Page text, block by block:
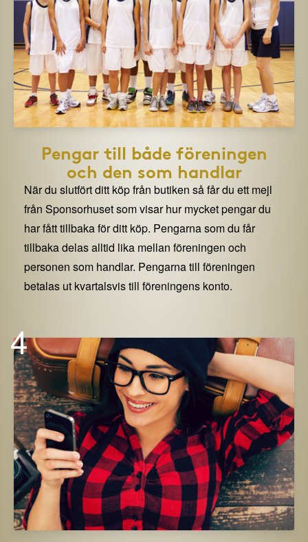
Pengar till både föreningen
och den som handlar
När du slutfört ditt köp från butiken så får du ett mejl
från Sponsorhuset som visar hur mycket pengar du
har fått tillbaka för ditt köp. Pengarna som du får
tillbaka delas alltid lika mellan föreningen och
personen som handlar. Pengarna till föreningen
betalas ut kvartalsvis till föreningens konto.
4